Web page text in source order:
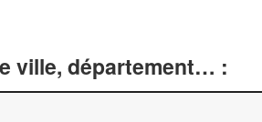
ville, département… :